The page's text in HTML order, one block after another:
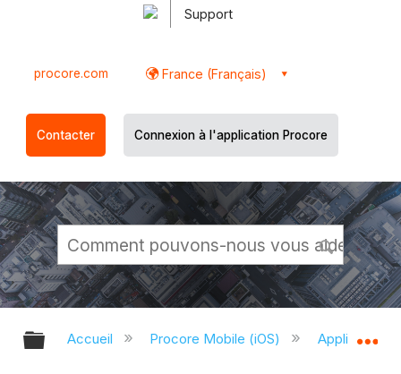
Support
procore.com France (Français)
Contacter Connexion à l'application Procore
Développer/réduire la hiérarchie
Accueil Procore Mobile (iOS) Application